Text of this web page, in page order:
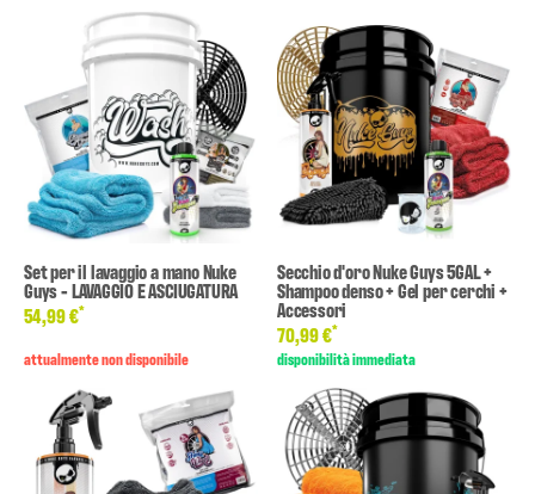
Set per il lavaggio a mano Nuke
Guys - LAVAGGIO E ASCIUGATURA
54,99 €*
attualmente non disponibile
Secchio d'oro Nuke Guys 5GAL +
Shampoo denso + Gel per cerchi +
Accessori
70,99 €*
disponibilità immediata